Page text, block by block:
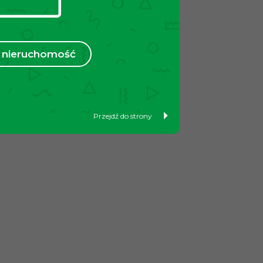
nieruchomość
Przejdź do strony